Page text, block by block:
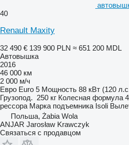
40
Renault Maxity
32 490 € 139 900 PLN ≈ 651 200 MDL
Автовышка
2016
46 000 км
2 000 м/ч
Евро Euro 5 Мощность 88 кВт (120
Грузопод. 250 кг Колесная формула
рессора Марка подъемника Isoli
Польша, Żabia Wola
ANJAR Jarosław Krawczyk
Связаться с продавцом